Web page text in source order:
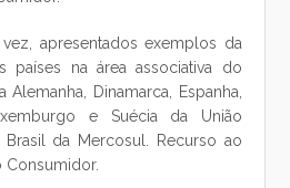
apresentados exemplos da
países na área associativa do
Dinamarca, Espanha,
e Suécia da União
Brasil da Mercosul. Recurso ao
Consumidor.